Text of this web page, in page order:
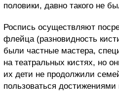
половики, давно такого не
Роспись осуществляют
флейца (разновидность
были частные мастера,
на театральных кистях, но
их дети не продолжили
пользоваться